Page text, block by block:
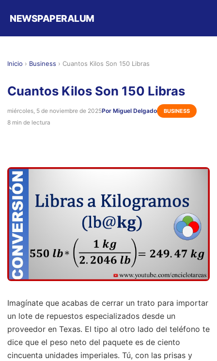
NEWSPAPERALUM
Inicio › Business › Cuantos Kilos Son 150 Libras
Cuantos Kilos Son 150 Libras
miércoles, 5 de noviembre de 2025Por Miguel Delgado BUSINESS
8 min de lectura
Imagínate que acabas de cerrar un trato para importar
un lote de repuestos especializados desde un
proveedor en Texas. El tipo al otro lado del teléfono te
dice que el peso neto del paquete es de ciento
cincuenta unidades imperiales. Tú, con las prisas y